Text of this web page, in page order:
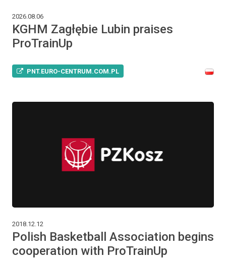
2026.08.06
KGHM Zagłębie Lubin praises
ProTrainUp
PNT.EURO-CENTRUM.COM.PL
2018.12.12
Polish Basketball Association begins
cooperation with ProTrainUp